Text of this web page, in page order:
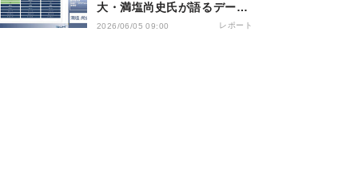
大・満塩尚史氏が語るデータ
駆動型ガバナンスへの移行
2026/06/05 09:00 レポート